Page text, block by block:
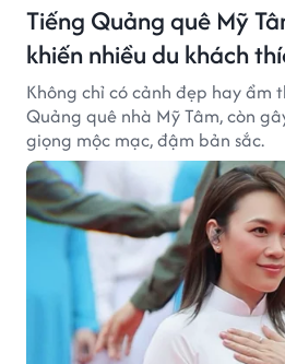
Tiếng Quảng quê Mỹ
khiến nhiều du khách
Không chỉ có cảnh đẹp hay ẩm
Quảng quê nhà Mỹ Tâm, còn
giọng mộc mạc, đậm bản sắc.